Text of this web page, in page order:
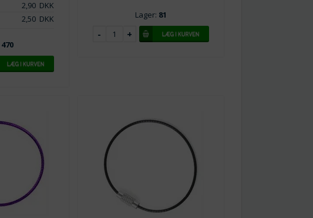
2,90DKK
2,50DKK
470
Lager: 81